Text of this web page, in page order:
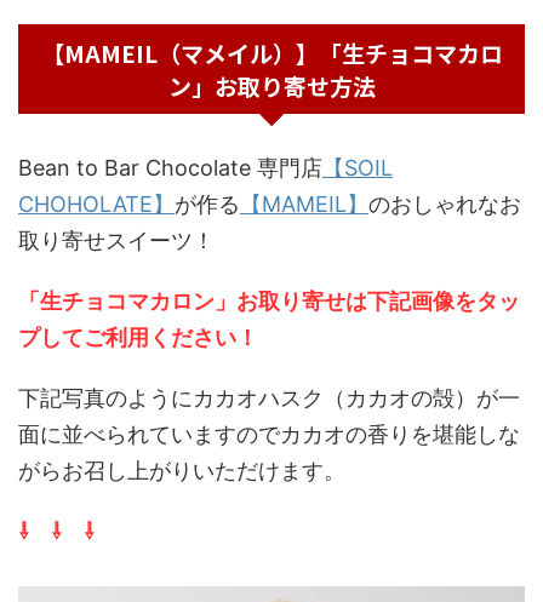
【MAMEIL（マメイル）】「生チョコマカロ
ン」お取り寄せ方法
Bean to Bar Chocolate 専門店 【SOIL
CHOHOLATE】 が作る 【MAMEIL】 のおしゃれなお
取り寄せスイーツ！
「生チョコマカロン」お取り寄せは下記画像をタッ
プしてご利用ください ！
下記写真のようにカカオハスク（カカオの殻）が一
面に並べられていますのでカカオの香りを堪能しな
がらお召し上がりいただけます。
⇩ ⇩ ⇩